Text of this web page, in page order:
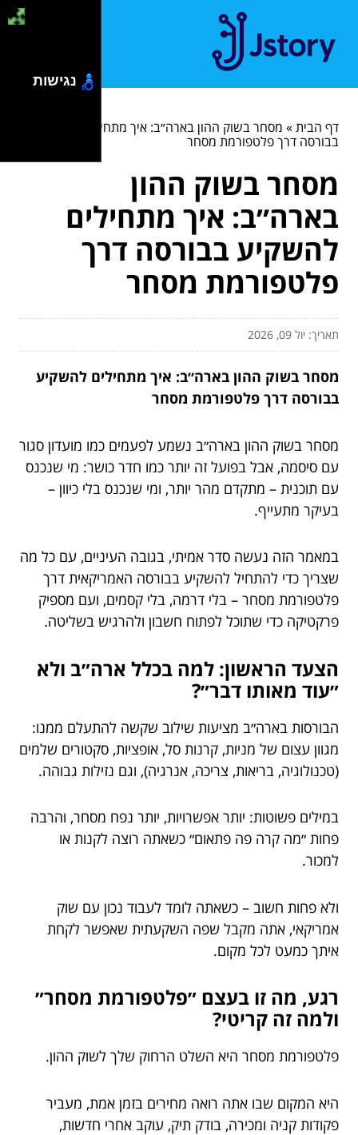
דף הבית» מסחר בשוק ההון בארה״ב: איך מתחילים להשקיע
בבורסה דרך פלטפורמת מסחר
מסחר בשוק ההון
בארה״ב: איך מתחילים
להשקיע בבורסה דרך
פלטפורמת מסחר
תאריך: יול 09, 2026
מסחר בשוק ההון בארה״ב: איך מתחילים להשקיע
בבורסה דרך פלטפורמת מסחר
מסחר בשוק ההון בארה״ב נשמע לפעמים כמו מועדון סגור
עם סיסמה, אבל בפועל זה יותר כמו חדר כושר: מי שנכנס
עם תוכנית – מתקדם מהר יותר, ומי שנכנס בלי כיוון –
בעיקר מתעייף.
במאמר הזה נעשה סדר אמיתי, בגובה העיניים, עם כל מה
שצריך כדי להתחיל להשקיע בבורסה האמריקאית דרך
פלטפורמת מסחר – בלי דרמה, בלי קסמים, ועם מספיק
פרקטיקה כדי שתוכל לפתוח חשבון ולהרגיש בשליטה.
הצעד הראשון: למה בכלל ארה״ב ולא
״עוד מאותו דבר״?
הבורסות בארה״ב מציעות שילוב שקשה להתעלם ממנו:
מגוון עצום של מניות, קרנות סל, אופציות, סקטורים שלמים
(טכנולוגיה, בריאות, צריכה, אנרגיה), וגם נזילות גבוהה.
במילים פשוטות: יותר אפשרויות, יותר נפח מסחר, והרבה
פחות ״מה קרה פה פתאום״ כשאתה רוצה לקנות או
למכור.
ולא פחות חשוב – כשאתה לומד לעבוד נכון עם שוק
אמריקאי, אתה מקבל שפה השקעתית שאפשר לקחת
איתך כמעט לכל מקום.
רגע, מה זו בעצם ״פלטפורמת מסחר״
ולמה זה קריטי?
פלטפורמת מסחר היא השלט הרחוק שלך לשוק ההון.
היא המקום שבו אתה רואה מחירים בזמן אמת, מעביר
פקודות קניה ומכירה, בודק תיק, עוקב אחרי חדשות,
נגישות